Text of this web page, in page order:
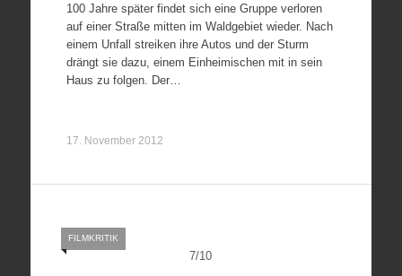
100 Jahre später findet sich eine Gruppe verloren
auf einer Straße mitten im Waldgebiet wieder. Nach
einem Unfall streiken ihre Autos und der Sturm
drängt sie dazu, einem Einheimischen mit in sein
Haus zu folgen. Der…
17. November 2012
7/10
FILMKRITIK